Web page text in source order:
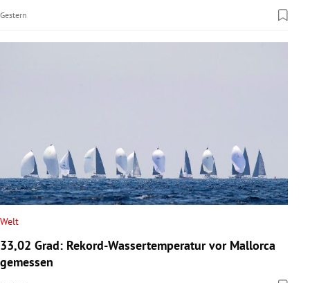
Gestern
Welt
33,02 Grad: Rekord-Wassertemperatur vor Mallorca
gemessen